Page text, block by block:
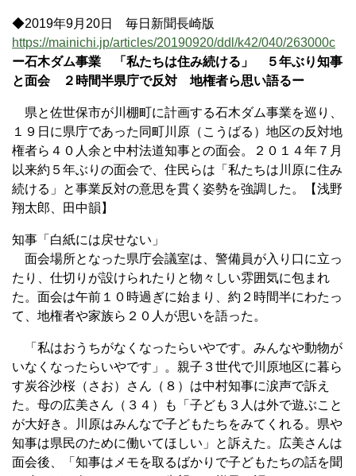
◆2019年9月20日 毎日新聞長崎版
https://mainichi.jp/articles/20190920/ddl/k42/040/263000c
ー石木ダム事業 「私たちは住み続ける」 ５年ぶり知事
と面会 ２時間半県庁で反対 地権者ら思い語るー
県と佐世保市が川棚町に計画する石木ダム事業を巡り、
１９日に県庁であった同町川原（こうばる）地区の反対地
権者ら４０人余と中村法道知事との面会。２０１４年７月
以来約５年ぶりの面会で、住民らは「私たちは川原に住み
続ける」と事業反対の意思を貫く姿勢を強調した。【浅野
翔太郎、田中韻】
知事「白紙には戻せない」
面会場所となった県庁会議室は、警備員が入り口に立っ
たり、仕切りが設けられたりと物々しい雰囲気に包まれ
た。面会は午前１０時過ぎに始まり、約２時間半にわたっ
て、地権者や家族ら２０人が思いを語った。
「私はおうちがなくなったらいやです。みんなや動物が
いなくなったらいやです」。親子３世代で川原地区に暮ら
す炭谷沙桜（さお）さん（８）は中村知事に涙声で訴え
た。母の広美さん（３４）も「子ども３人は外で遊ぶこと
が大好き。川原はみんなで子どもたちをみてくれる。県や
知事は県民のために働いてほしい」と訴えた。広美さんは
面会後、「知事はメモを取るばかりで子どもたちの話を聞